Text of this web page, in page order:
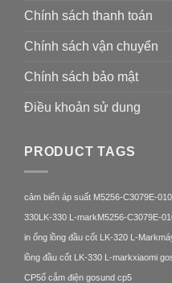
Chính sách thanh toán
Chính sách vận chuyển
Chính sách bảo mật
Điều khoản sử dung
PRODUCT TAGS
cảm biến áp suất M5256-C3079E-
330LK-330 L-markM5256-C3079E-
in ống lồng đầu cốt LK-320 L-Mark
lồng đầu cốt LK-330 L-markxiaomi
CP5ổ cắm điện gosund cp5